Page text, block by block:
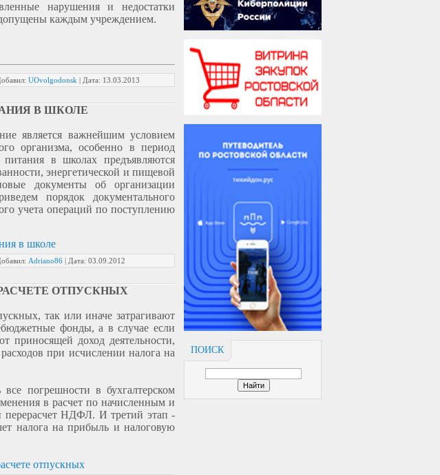
ПОИСК
нарушения и недостатки
каждым учреждением.
UOvolgodonsk | Дата: 13.03.2013
В ШКОЛЕ
является важнейшим условием
организма, особенно в период
в школах предъявляются
энергетической и пищевой
документы об организации
порядок документального
учета операций по поступлению
в школе
Adriano86 | Дата: 03.09.2012
ОТПУСКНЫХ
так или иначе затрагивают
фонды, а в случае если
приносящей доход деятельности,
при исчислении налога на
погрешности в бухгалтерском
в расчет по начисленным и
перерасчет НДФЛ. И третий этап -
налога на прибыль и налоговую
отпускных